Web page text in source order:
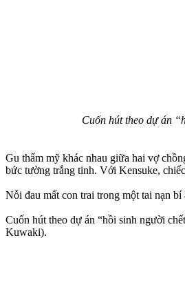
Cuốn hút theo dự án
Gu thẩm mỹ khác nhau giữa hai vợ
bức tường trắng tinh. Với Kensuke,
Nỗi đau mất con trai trong một tai nạn
Cuốn hút theo dự án “hồi sinh người
Kuwaki).